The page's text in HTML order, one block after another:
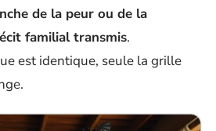
de la peur ou de la
familial transmis.
est identique, seule la grille